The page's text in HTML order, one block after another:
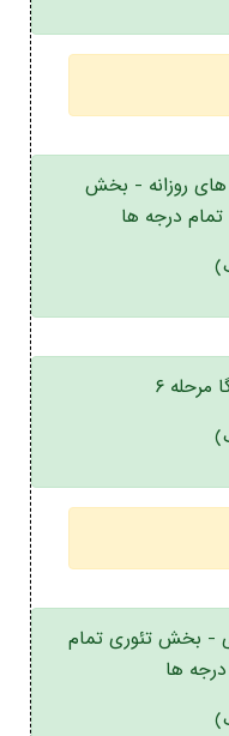
روزانه - بخش
درجه ها
۶
- بخش تئوری تمام
ها